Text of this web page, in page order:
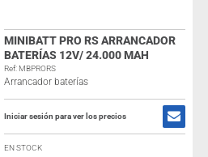
MINIBATT PRO RS ARRANCADOR
BATERÍAS 12V/ 24.000 MAH
Ref: MBPRORS
Arrancador baterías
Iniciar sesión para ver los precios
EN STOCK